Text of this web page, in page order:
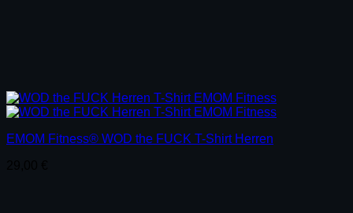
EMOM Fitness® WOD the FUCK T-Shirt Herren